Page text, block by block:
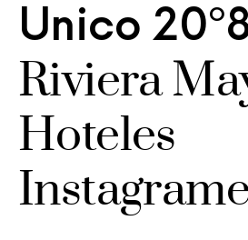
Unico
Riviera
Hoteles